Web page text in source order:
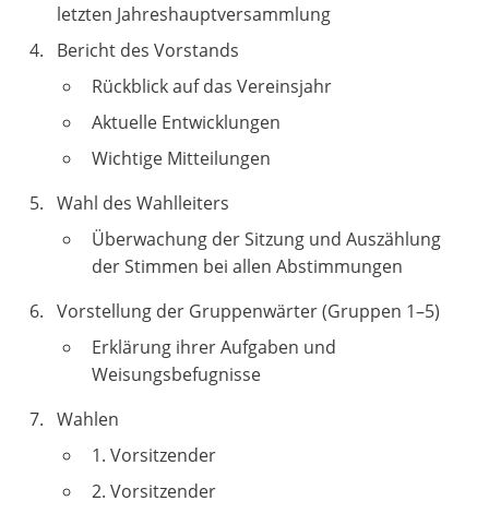
letzten Jahreshauptversammlung
Bericht des Vorstands
Rückblick auf das Vereinsjahr
Aktuelle Entwicklungen
Wichtige Mitteilungen
Wahl des Wahlleiters
Überwachung der Sitzung und Auszählung
der Stimmen bei allen Abstimmungen
Vorstellung der Gruppenwärter (Gruppen 1–5)
Erklärung ihrer Aufgaben und
Weisungsbefugnisse
Wahlen
1. Vorsitzender
2. Vorsitzender